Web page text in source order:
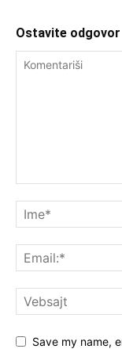
Ostavite odgovor
Save my name,